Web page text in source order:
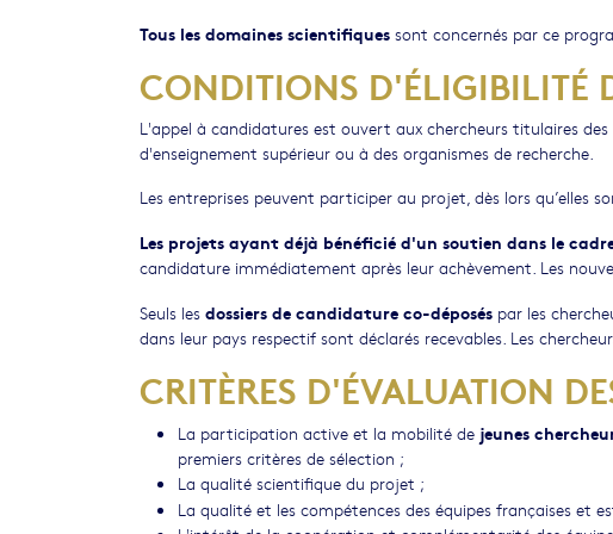
Tous les domaines scientifiques sont concernés par ce
CONDITIONS D'ÉLIGIBILITÉ
L'appel à candidatures est ouvert aux chercheurs titulaires
d'enseignement supérieur ou à des organismes de recherche.
Les entreprises peuvent participer au projet, dès lors qu’elles
Les projets ayant déjà bénéficié d'un soutien dans le
candidature immédiatement après leur achèvement. Les
Seuls les dossiers de candidature co-déposés par les
dans leur pays respectif sont déclarés recevables. Les
CRITÈRES D'ÉVALUATION
La participation active et la mobilité de jeunes
premiers critères de sélection ;
La qualité scientifique du projet ;
La qualité et les compétences des équipes françaises et